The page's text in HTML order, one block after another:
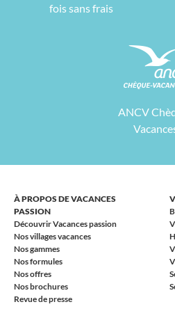
fois sans frais
ANCV
À PROPOS DE VACANCES
PASSION
Découvrir Vacances passion
Nos villages vacances
Nos gammes
Nos formules
Nos offres
Nos brochures
Revue de presse